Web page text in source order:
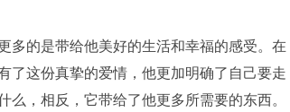
多的是带给他美好的生活和幸福的感受。在
了这份真挚的爱情，他更加明确了自己要走
，相反，它带给了他更多所需要的东西。